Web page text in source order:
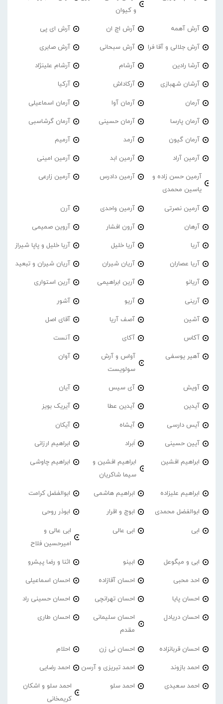
و کیوان
آرش آهمه آرش اچ ان آرش ای پی
آرش جلالی و آقا فرا آرش سبحانی آرش صابری
آرشا رادین آرشام آرشام علینژاد
آرشان شهبازی آرکاداش آرکیا
آرمان آرمان آوا آرمان اسماعیلی
آرمان پارسا آرمان حسینی آرمان گرشاسبی
آرمان گیون آرمد آرمیم
آرمین آراد آرمین ابد آرمین امینی
آرمین حسن زاده و
یاسین محمدی
آرمین دادرس آرمین زارعی
آرمین نصرتی آرمین واحدی آرن
آرهان آرون افشار آروین صمیمی
آریا آریا خلیل آریا خلیل و پاپا شیراز
آریا عصاران آریان شیران آریان شیران و تبعید
آریانو آرین ابراهیمی آرین استواری
آرینی آریو آشور
آشین آصف آریا آقای اصل
آکاس آکای آنست
آهیر یوسفی
آواس و آرش
سولویست
آوان
آویش آی سیس آیان
آیدین آیدین عطا آیریک بویز
آیس دارسی آیشاه آیکان
آیین حسینی اَبراد ابراهیم ارزانی
ابراهیم افشین
ابراهیم افشین و
سیما شاکریان
ابراهیم چاوشی
ابراهیم علیزاده ابراهیم هاشمی ابوالفضل کرامت
ابوالفضل محمدی ابوچ و اقرار ابوذر روحی
ابی ابی عالی
ابی عالی و
امیرحسین فلاح
ابی و میگوعل ابینو اثنا و رضا پیشرو
احد محبی احسان آقازاده احسان اسماعیلی
احسان پایا احسان تهرانچی احسان حسینی راد
احسان دریادل
احسان سلیمانی
مقدم
احسان طاری
احسان قربانزاده احسان نی زن احلام
احمد بازوند احمد تبریزی و آرسن احمد‌ رضایی
احمد سعیدی احمد سلو
احمد سلو و اشکان
کریمخانی